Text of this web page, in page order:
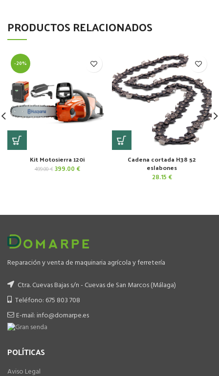
PRODUCTOS RELACIONADOS
-20%
Kit Motosierra 120i
499.00€El
399.00 €El
Cadena cortada H38 52
eslabones
28.15 €
Reparación y venta de maquinaria agrícola y ferretería
Ctra. Cuevas Bajas s/n - Cuevas de San Marcos (Málaga)
Teléfono: 675 803 708
E-mail: info@domarpe.es
POLÍTICAS
Aviso Legal